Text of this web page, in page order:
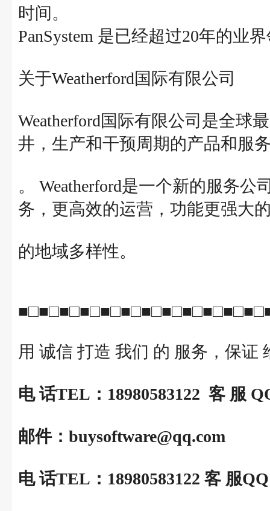
时间。
PanSystem 是已经超过20年的业
关于Weatherford国际有限公司
Weatherford国际有限公司是全球
井，生产和干预周期的产品和服
。 Weatherford是一个新的服务
务，更高效的运营，功能更强大
的地域多样性。
用 诚信 打造 我们 的 服务，保证
电 话TEL：18980583122 客 服
邮件：buysoftware@qq.com
电 话TEL：18980583122 客 服QQ